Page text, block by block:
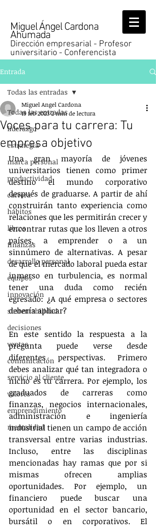
Miguel Ángel Cardona
Ahumada
Dirección empresarial - Profesor
universitario - Conferencista
Entrada
Todas las entradas
liderazgo
estrategia
marca personal
productividad
carrera
hábitos
libros
finanzas
desarrollo personal
equipos
innovación
sustentabilidad
decisiones
ventas
comunicación
servicio al cliente
valores
emprendimiento
mentalidad
Todas las entradas
Voces para tu carrera: Tu
empresa objetivo
Miguel Angel Cardona
19 feb 20232 min de lectura
Una gran mayoría de jóvenes
universitarios tienen como primer
destino el mundo corporativo
después de graduarse. A partir de ahí
construirán tanto experiencia como
relaciones que les permitirán crecer y
encontrar rutas que los lleven a otros
países, a emprender o a un
sinnúmero de alternativas. A pesar
de que el mercado laboral pueda estar
inmerso en turbulencia, es normal
tener una duda como recién
egresado: ¿A qué empresa o sectores
debería aplicar?
En este sentido la respuesta a la
pregunta puede verse desde
diferentes perspectivas. Primero
debes analizar qué tan integradora o
nicho es tu carrera. Por ejemplo, los
graduados de carreras como
finanzas, negocios internacionales,
administración e ingeniería
industrial tienen un campo de acción
transversal entre varias industrias.
Incluso, entre las disciplinas
mencionadas hay ramas que por si
mismas ofrecen amplias
oportunidades. Por ejemplo, un
financiero puede buscar una
oportunidad en el sector bancario,
bursátil o en corporativos. El